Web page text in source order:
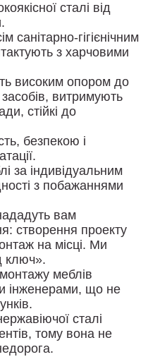
сталі від
.
санітарно-гігієнічним
з харчовими
високим опором до
, витримують
, стійкі до
, безпекою і
.
за індивідуальним
з побажаннями
вам
: створення проекту
на місці. Ми
ключ».
монтажу меблів
інженерами, що не
.
сталі
, тому вона не
.